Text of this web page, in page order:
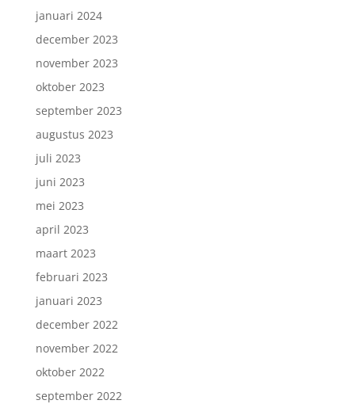
januari 2024
december 2023
november 2023
oktober 2023
september 2023
augustus 2023
juli 2023
juni 2023
mei 2023
april 2023
maart 2023
februari 2023
januari 2023
december 2022
november 2022
oktober 2022
september 2022